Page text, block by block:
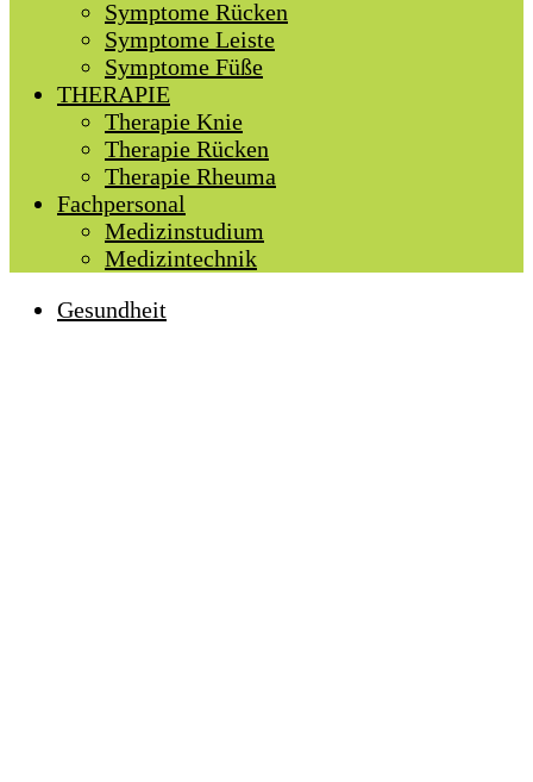
Symptome Rücken
Symptome Leiste
Symptome Füße
THERAPIE
Therapie Knie
Therapie Rücken
Therapie Rheuma
Fachpersonal
Medizinstudium
Medizintechnik
Gesundheit